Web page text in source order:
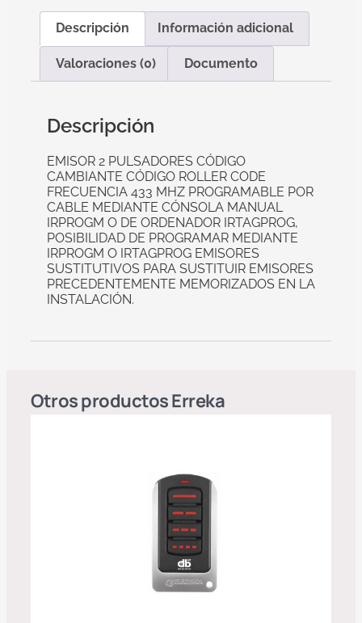
Descripción Información adicional
Valoraciones (0) Documento
Descripción
EMISOR 2 PULSADORES CÓDIGO
CAMBIANTE CÓDIGO ROLLER CODE
FRECUENCIA 433 MHZ PROGRAMABLE POR
CABLE MEDIANTE CÓNSOLA MANUAL
IRPROGM O DE ORDENADOR IRTAGPROG,
POSIBILIDAD DE PROGRAMAR MEDIANTE
IRPROGM O IRTAGPROG EMISORES
SUSTITUTIVOS PARA SUSTITUIR EMISORES
PRECEDENTEMENTE MEMORIZADOS EN LA
INSTALACIÓN.
Otros productosErreka